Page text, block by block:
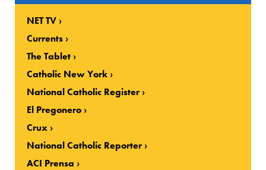
NET TV
Currents
The Tablet
Catholic New York
National Catholic Register
El Pregonero
Crux
National Catholic Reporter
ACI Prensa